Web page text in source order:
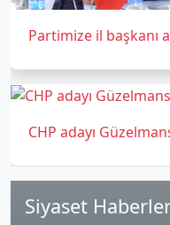
Partimize il başkanı
CHP adayı
Siyaset